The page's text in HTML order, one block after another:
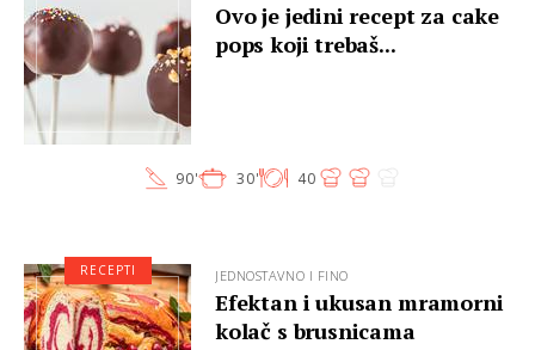
Ovo je jedini recept za cake
pops koji trebaš...
90' 30' 40
JEDNOSTAVNO I FINO
Efektan i ukusan mramorni
kolač s brusnicama
RECEPTI